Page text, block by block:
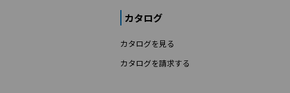
カタログ
カタログを見る
カタログを請求する